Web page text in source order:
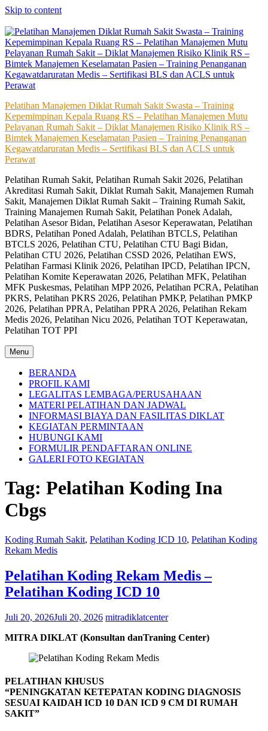
Skip to content
Pelatihan Manajemen Diklat Rumah Sakit Swasta – Training
Kepemimpinan Kepala Ruang RS – Pelatihan Manajemen Mutu
Pelayanan Rumah Sakit – Diklat Manajemen Risiko Klinik RS –
Bimtek Manajemen Keselamatan Pasien – Training Penanganan
Kegawatdaruratan Medis – Sertifikasi BLS dan ACLS untuk
Perawat
Pelatihan Rumah Sakit, Pelatihan Rumah Sakit 2026, Pelatihan
Akreditasi Rumah Sakit, Diklat Rumah Sakit, Manajemen Rumah
Sakit, Manajemen Diklat Rumah Sakit – Training Rumah Sakit,
Training Manajemen Rumah Sakit, Pelatihan Ponek Adalah,
Pelatihan Asesor Bidan, Pelatihan Asesor Keperawatan, Pelatihan
BDRS, Pelatihan Poned Adalah, Pelatihan BTCLS, Pelatihan
BTCLS 2026, Pelatihan CTU, Pelatihan CTU Bagi Bidan,
Pelatihan CTU 2026, Pelatihan CSSD 2026, Pelatihan EWS,
Pelatihan Farmasi Klinik 2026, Pelatihan IPCD, Pelatihan IPCN,
Pelatihan Komite Keperawatan 2026, Pelatihan MFK, Pelatihan
MFK Puskesmas, Pelatihan MPP 2026, Pelatihan PCRA, Pelatihan
PKRS, Pelatihan PKRS 2026, Pelatihan PMKP, Pelatihan PMKP
2026, Pelatihan PPRA, Pelatihan PPRA 2026, Pelatihan Rekam
Medis 2026, Pelatihan Nicu 2026, Pelatihan TOT Keperawatan,
Pelatihan TOT PPI
Menu
BERANDA
PROFIL KAMI
LEGALITAS LEMBAGA/PERUSAHAAN
MATERI PELATIHAN DAN JADWAL
INFORMASI BIAYA DAN FASILITAS DIKLAT
KEGIATAN PERMINTAAN
HUBUNGI KAMI
FORMULIR PENDAFTARAN ONLINE
GALERI FOTO KEGIATAN
Tag: Pelatihan Koding Ina
Cbgs
Koding Rumah Sakit, Pelatihan Koding ICD 10, Pelatihan Koding
Rekam Medis
Pelatihan Koding Rekam Medis –
Pelatihan Koding ICD 10
Juli 20, 2026Juli 20, 2026 mitradiklatcenter
MITRA DIKLAT (Konsultan danTraning Center)
PELATIHAN KHUSUS
“PENINGKATAN KETEPATAN KODING DIAGNOSIS
SESUAI KAIDAH ICD 10 DAN ICD 9 CM DI RUMAH
SAKIT”